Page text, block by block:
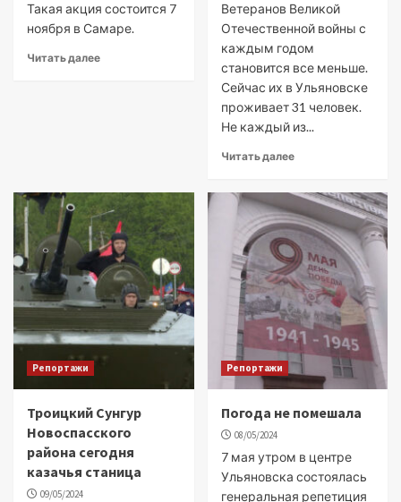
Такая акция состоится 7
ноября в Самаре.
Читать далее
Ветеранов Великой
Отечественной войны с
каждым годом
становится все меньше.
Сейчас их в Ульяновске
проживает 31 человек.
Не каждый из...
Читать далее
Репортажи
Троицкий Сунгур
Новоспасского
района сегодня
казачья станица
09/05/2024
Репортажи
Погода не помешала
08/05/2024
7 мая утром в центре
Ульяновска состоялась
генеральная репетиция